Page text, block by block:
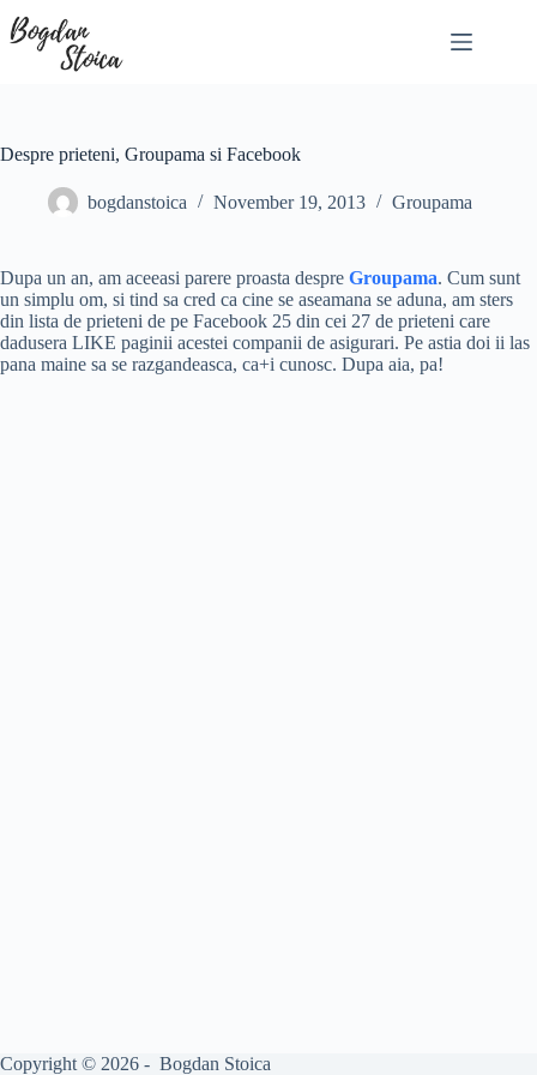
to
content
Despre prieteni, Groupama si Facebook
bogdanstoica November 19, 2013 Groupama
Dupa un an, am aceeasi parere proasta despre Groupama. Cum sunt
un simplu om, si tind sa cred ca cine se aseamana se aduna, am sters
din lista de prieteni de pe Facebook 25 din cei 27 de prieteni care
dadusera LIKE paginii acestei companii de asigurari. Pe astia doi ii las
pana maine sa se razgandeasca, ca+i cunosc. Dupa aia, pa!
Copyright © 2026 - Bogdan Stoica